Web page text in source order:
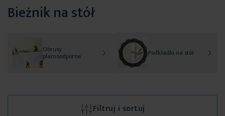
Bieżnik na stół
Obrusy
plamoodporne Podkładki na stół
Filtruj i sortuj